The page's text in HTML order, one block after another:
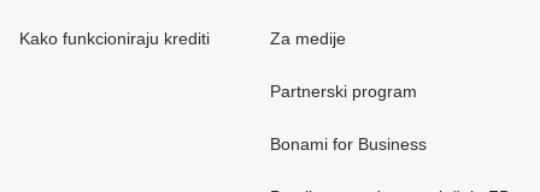
Kako funkcioniraju krediti Za medije
Partnerski program
Bonami for Business